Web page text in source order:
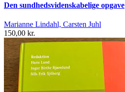
Den sundhedsvidenskabelige opgave
Marianne Lindahl, Carsten Juhl
150,00 kr.